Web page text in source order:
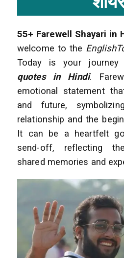
55+ Farewell Shayari in
welcome to the
Today is your
quotes in Hindi.
emotional statement
and future,
relationship and the
It can be a heartfelt
send-off, reflecting
shared memories and